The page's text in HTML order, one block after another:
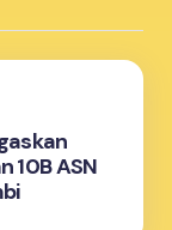
10B ASN